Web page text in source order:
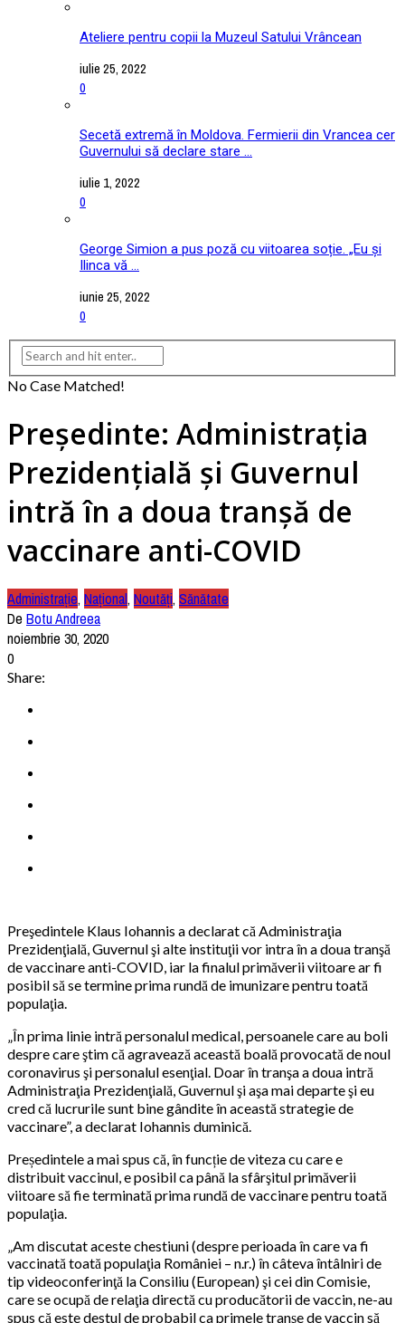
Ateliere pentru copii la Muzeul Satului Vrâncean
iulie 25, 2022
0
Secetă extremă în Moldova. Fermierii din Vrancea cer
Guvernului să declare stare ...
iulie 1, 2022
0
George Simion a pus poză cu viitoarea soție. „Eu și
Ilinca vă ...
iunie 25, 2022
0
No Case Matched!
Președinte: Administrația
Prezidențială și Guvernul
intră în a doua tranșă de
vaccinare anti-COVID
Administrație, Național, Noutăți, Sănătate
De Botu Andreea
noiembrie 30, 2020
0
Share:
Preşedintele Klaus Iohannis a declarat că Administraţia
Prezidenţială, Guvernul şi alte instituţii vor intra în a doua tranşă
de vaccinare anti-COVID, iar la finalul primăverii viitoare ar fi
posibil să se termine prima rundă de imunizare pentru toată
populaţia.
„În prima linie intră personalul medical, persoanele care au boli
despre care ştim că agravează această boală provocată de noul
coronavirus şi personalul esenţial. Doar în tranşa a doua intră
Administraţia Prezidenţială, Guvernul şi aşa mai departe şi eu
cred că lucrurile sunt bine gândite în această strategie de
vaccinare”, a declarat Iohannis duminică.
Președintele a mai spus că, în funcție de viteza cu care e
distribuit vaccinul, e posibil ca până la sfârşitul primăverii
viitoare să fie terminată prima rundă de vaccinare pentru toată
populaţia.
„Am discutat aceste chestiuni (despre perioada în care va fi
vaccinată toată populaţia României – n.r.) în câteva întâlniri de
tip videoconferinţă la Consiliu (European) şi cei din Comisie,
care se ocupă de relaţia directă cu producătorii de vaccin, ne-au
spus că este destul de probabil ca primele tranşe de vaccin să